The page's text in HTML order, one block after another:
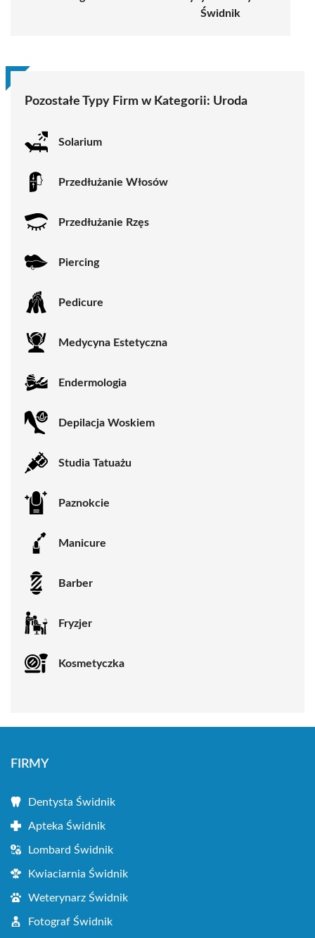
Świdnik
Pozostałe Typy Firm w Kategorii: Uroda
Solarium
Przedłużanie Włosów
Przedłużanie Rzęs
Piercing
Pedicure
Medycyna Estetyczna
Endermologia
Depilacja Woskiem
Studia Tatuażu
Paznokcie
Manicure
Barber
Fryzjer
Kosmetyczka
FIRMY
Dentysta Świdnik
Apteka Świdnik
Lombard Świdnik
Kwiaciarnia Świdnik
Weterynarz Świdnik
Fotograf Świdnik